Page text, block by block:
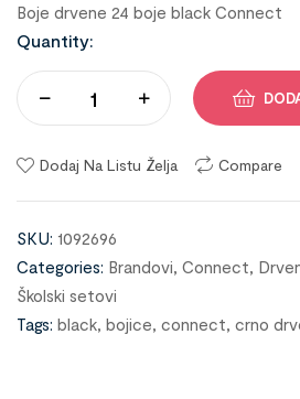
Boje drvene 24 boje black Connect
Quantity:
Dodaj Na Listu Želja Compare
SKU: 1092696
Categories: Brandovi, Connect,
Školski setovi
Tags: black, bojice, connect, crno